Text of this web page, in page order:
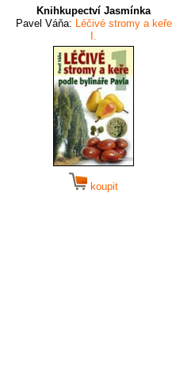
Knihkupectví Jasmínka
Pavel Váňa: Léčivé stromy a keře
I.
koupit